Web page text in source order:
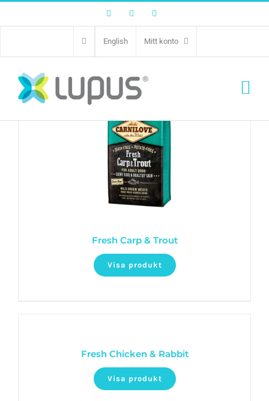
FacebookTwitter
English Mitt konto
Fresh Carp & Trout
Visa produkt
Fresh Chicken & Rabbit
Visa produkt